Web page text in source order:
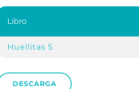
Libro
Huellitas 5
DESCARGA